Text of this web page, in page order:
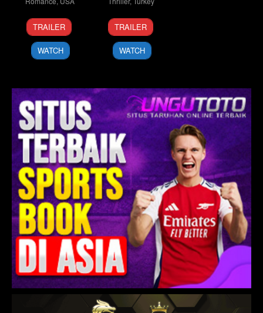
30
Mar
1999
Gil
Junger
TRAILER
WATCH
6
Nov
2024
Uluç
Bayraktar
TRAILER
WATCH